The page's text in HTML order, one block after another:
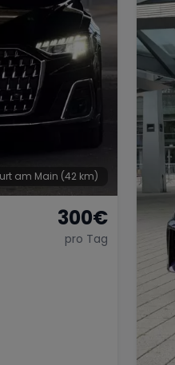
am Main (42 km)
300€
pro Tag